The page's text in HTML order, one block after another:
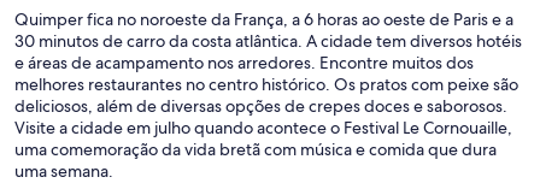
Quimper fica no noroeste da França, a 6 horas ao oeste de Paris e a
30 minutos de carro da costa atlântica. A cidade tem diversos hotéis
e áreas de acampamento nos arredores. Encontre muitos dos
melhores restaurantes no centro histórico. Os pratos com peixe são
deliciosos, além de diversas opções de crepes doces e saborosos.
Visite a cidade em julho quando acontece o Festival Le Cornouaille,
uma comemoração da vida bretã com música e comida que dura
uma semana.